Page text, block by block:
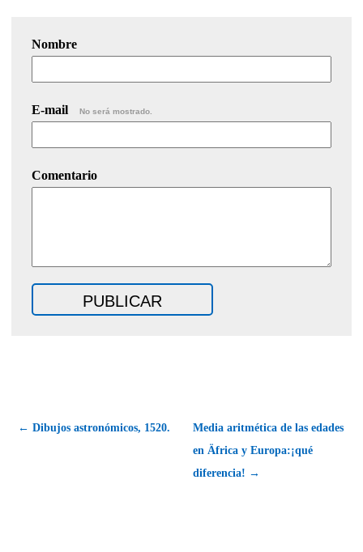
Nombre
E-mail No será mostrado.
Comentario
← Dibujos astronómicos, 1520.
Media aritmética de las edades
en Äfrica y Europa:¡qué
diferencia! →